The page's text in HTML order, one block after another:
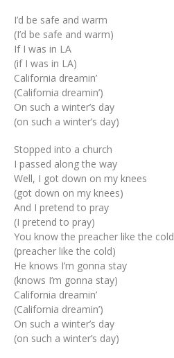
I’d be safe and warm
(I’d be safe and warm)
If I was in LA
(if I was in LA)
California dreamin’
(California dreamin’)
On such a winter’s day
(on such a winter’s day)
Stopped into a church
I passed along the way
Well, I got down on my knees
(got down on my knees)
And I pretend to pray
(I pretend to pray)
You know the preacher like the cold
(preacher like the cold)
He knows I’m gonna stay
(knows I’m gonna stay)
California dreamin’
(California dreamin’)
On such a winter’s day
(on such a winter’s day)